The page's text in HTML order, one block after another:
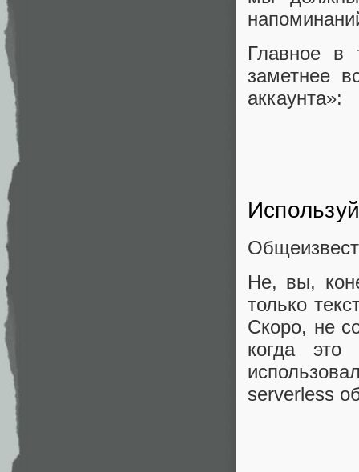
Главное в
заметнее
аккаунта»:
Не, вы,
только
Скоро, не
когда
serverless